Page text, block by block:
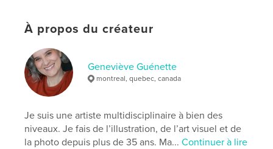
fleuve , nature , photo
voyage
À propos du créateur
Geneviève Guénette
montreal, quebec, canada
Je suis une artiste multidisciplinaire à bien des
niveaux. Je fais de l’illustration, de l’art visuel et de
la photo depuis plus de 35 ans. Ma...Continuer à lire